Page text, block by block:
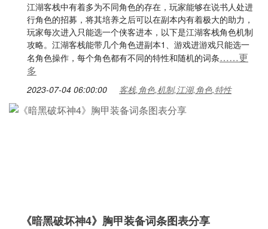
江湖客栈中有着多为不同角色的存在，玩家能够在说书人处进
行角色的招募，将其培养之后可以在副本内有着极大的助力，
玩家每次进入只能选一个侠客进本，以下是江湖客栈角色机制
攻略。江湖客栈能带几个角色进副本1、游戏进游戏只能选一
名角色操作，每个角色都有不同的特性和随机的词条……更
多
2023-07-04 06:00:00 客栈,角色,机制,江湖,角色,特性
《暗黑破坏神4》胸甲装备词条图表分享